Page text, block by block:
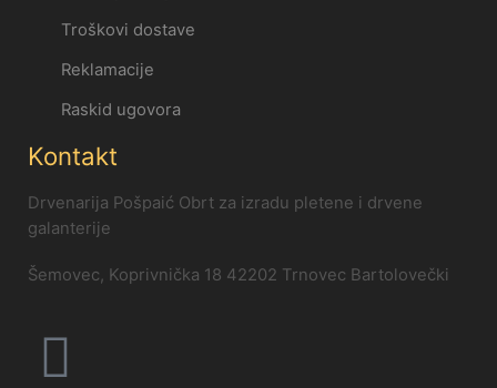
Troškovi dostave
Reklamacije
Raskid ugovora
Kontakt
Drvenarija Pošpaić Obrt za izradu pletene i drvene
galanterije
Šemovec, Koprivnička 18 42202 Trnovec Bartolovečki